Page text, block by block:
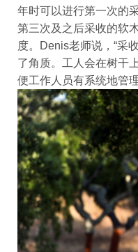
年时可以进行第一次的
第三次及之后采收的软
度。Denis老师说，“采
了角质。工人会在树干
便工作人员有系统地管